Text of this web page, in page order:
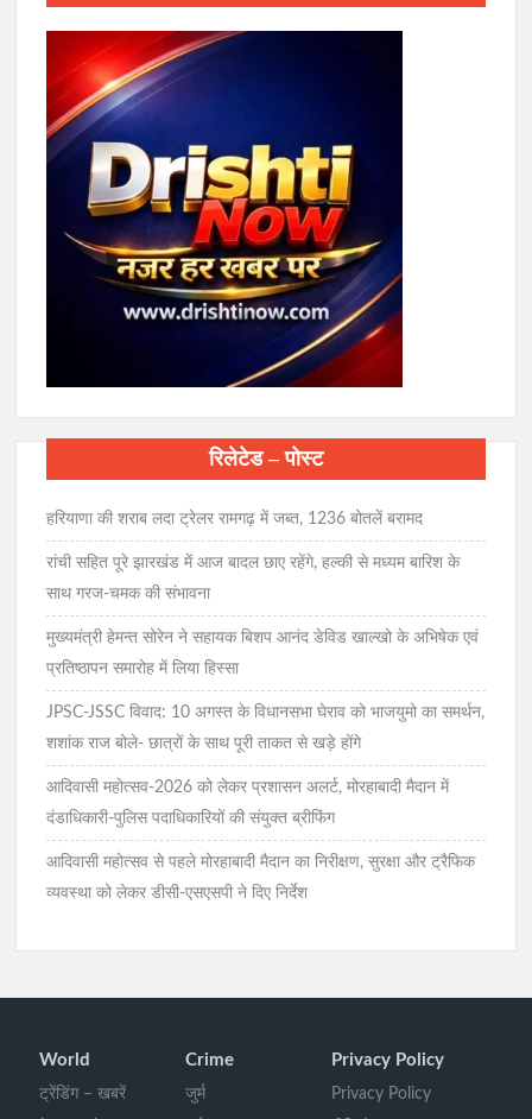
रिलेटेड – पोस्ट
हरियाणा की शराब लदा ट्रेलर रामगढ़ में जब्त, 1236 बोतलें बरामद
रांची सहित पूरे झारखंड में आज बादल छाए रहेंगे, हल्की से मध्यम बारिश के
साथ गरज-चमक की संभावना
मुख्यमंत्री हेमन्त सोरेन ने सहायक बिशप आनंद डेविड खाल्खो के अभिषेक एवं
प्रतिष्ठापन समारोह में लिया हिस्सा
JPSC-JSSC विवाद: 10 अगस्त के विधानसभा घेराव को भाजयुमो का समर्थन,
शशांक राज बोले- छात्रों के साथ पूरी ताकत से खड़े होंगे
आदिवासी महोत्सव-2026 को लेकर प्रशासन अलर्ट, मोरहाबादी मैदान में
दंडाधिकारी-पुलिस पदाधिकारियों की संयुक्त ब्रीफिंग
आदिवासी महोत्सव से पहले मोरहाबादी मैदान का निरीक्षण, सुरक्षा और ट्रैफिक
व्यवस्था को लेकर डीसी-एसएसपी ने दिए निर्देश
World
ट्रेंडिंग – खबरें
Crime
जुर्म
Privacy Policy
Privacy Policy